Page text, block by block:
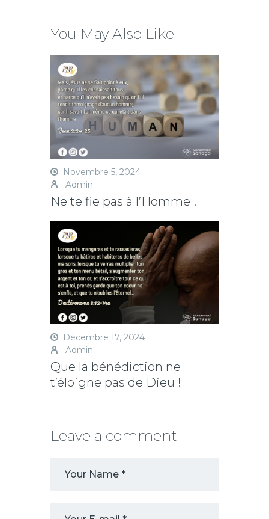
You May Also Like
Novembre 5, 2024
Admin
Ne te fie pas à l’Homme !
Décembre 17, 2024
Admin
Que la bénédiction ne
t’éloigne pas de Dieu !
Leave a comment